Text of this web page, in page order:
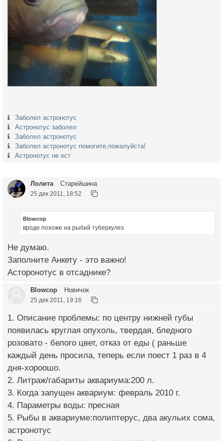
Заболел астронотус
Астронотус заболел
Заболел астронотус
Заболел астронотус помогите,пожалуйста!
Астронотус не ест
Лолита Старейшина
25 дек 2011, 18:52
Blowcop
вроде похоже на рыбий туберкулез.
Не думаю.
Заполните Анкету - это важно!
Асторонотус в отсаднике?
Blowcop Новичок
25 дек 2011, 19:16
1. Описание проблемы: по центру нижней губы
появилась круглая опухоль, твердая, бледного
розовато - белого цвет, отказ от еды ( раньше
каждый день просила, теперь если поест 1 раз в 4
дня-хороошо.
2. Литраж/габариты аквариума:200 л.
3. Когда запущен аквариум: февраль 2010 г.
4. Параметры воды: пресная
5. Рыбы в аквариуме:полиптерус, два акульих сома,
астронотус